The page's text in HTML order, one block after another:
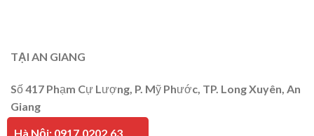
TẠI AN GIANG
Số 417 Phạm Cự Lượng, P. Mỹ Phước, TP. Long Xuyên, An
Giang
Hà Nội: 0917.0202.63